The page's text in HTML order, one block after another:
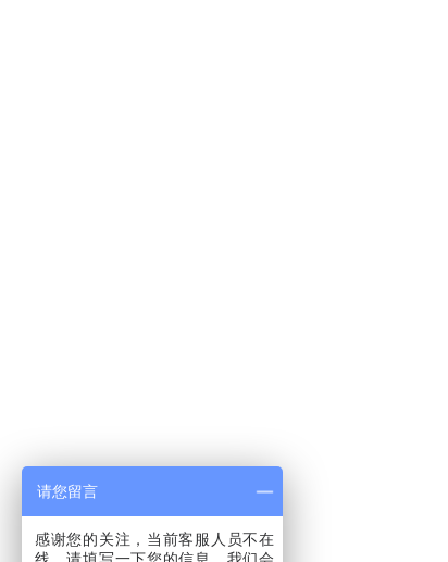
请您留言
感谢您的关注，当前客服人员不在